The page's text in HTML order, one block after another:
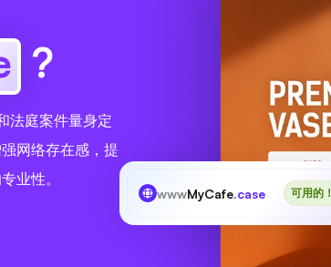
?
法庭案件量身定
网络存在感，提
业性。
wwwMyCafe.case 可用的！